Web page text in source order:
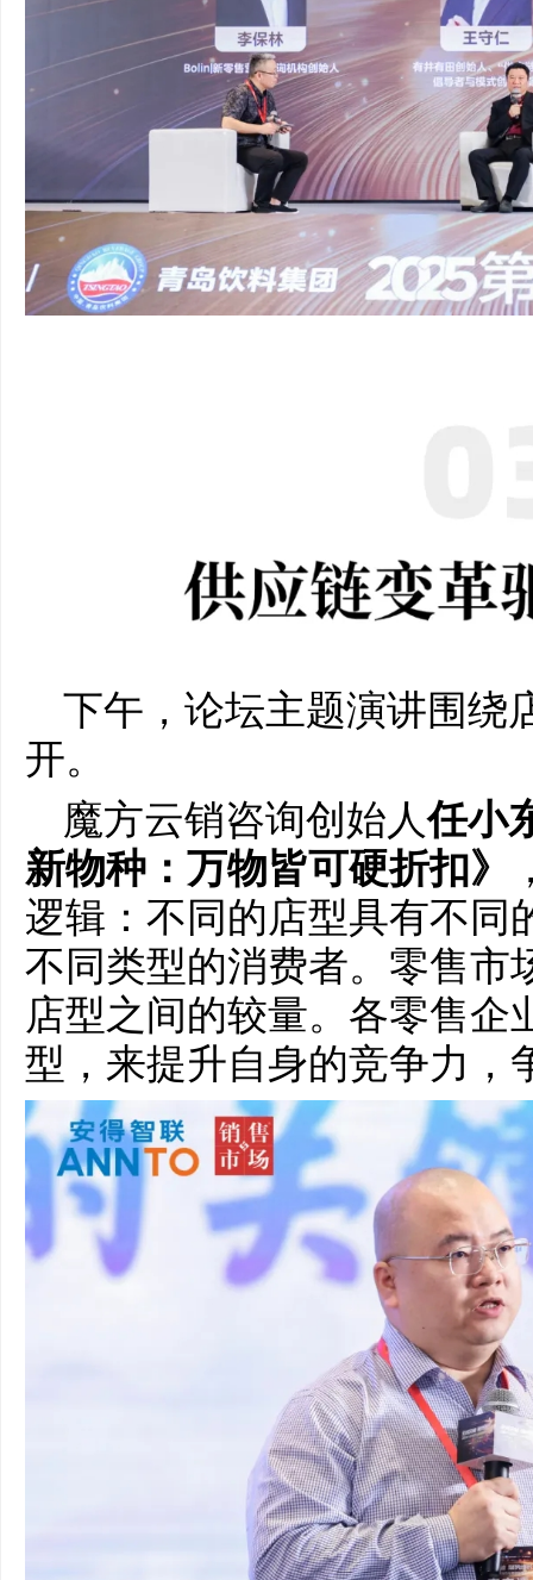
下午，论坛主题演讲围绕
开。
魔方云销咨询创始人任小
新物种：万物皆可硬折扣》
逻辑：不同的店型具有不同
不同类型的消费者。零售市
店型之间的较量。各零售企
型，来提升自身的竞争力，